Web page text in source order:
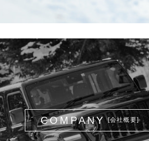
COMPANY [会社概要]